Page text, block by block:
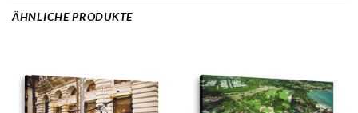
ÄHNLICHE PRODUKTE